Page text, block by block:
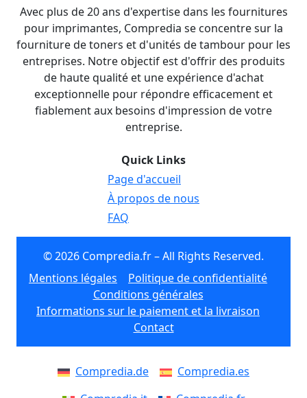
Avec plus de 20 ans d'expertise dans les fournitures
pour imprimantes, Compredia se concentre sur la
fourniture de toners et d'unités de tambour pour les
entreprises. Notre objectif est d'offrir des produits
de haute qualité et une expérience d'achat
exceptionnelle pour répondre efficacement et
fiablement aux besoins d'impression de votre
entreprise.
Quick Links
Page d'accueil
À propos de nous
FAQ
© 2026 Compredia.fr – All Rights Reserved.
Mentions légales
Politique de confidentialité
Conditions générales
Informations sur le paiement et la livraison
Contact
Compredia.de
Compredia.es